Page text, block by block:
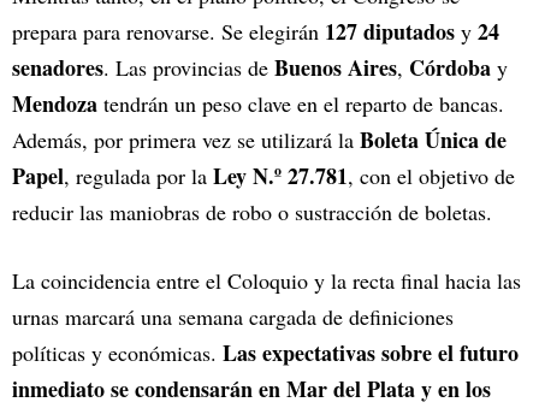
prepara para renovarse. Se elegirán 127 diputados y 24
senadores. Las provincias de Buenos Aires, Córdoba y
Mendoza tendrán un peso clave en el reparto de bancas.
Además, por primera vez se utilizará la Boleta Única de
Papel, regulada por la Ley N.º 27.781, con el objetivo de
reducir las maniobras de robo o sustracción de boletas.
La coincidencia entre el Coloquio y la recta final hacia las
urnas marcará una semana cargada de definiciones
políticas y económicas. Las expectativas sobre el futuro
inmediato se condensarán en Mar del Plata y en los